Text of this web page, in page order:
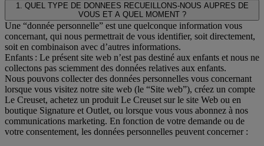
1. QUEL TYPE DE DONNEES RECUEILLONS-NOUS AUPRES DE
VOUS ET A QUEL MOMENT ?
Une “donnée personnelle” est une quelconque information vous
concernant, qui nous permettrait de vous identifier, soit directement,
soit en combinaison avec d’autres informations.
Enfants : Le présent site web n’est pas destiné aux enfants et nous ne
collectons pas sciemment des données relatives aux enfants.
Nous pouvons collecter des données personnelles vous concernant
lorsque vous visitez notre site web (le “Site web”), créez un compte
Le Creuset, achetez un produit Le Creuset sur le site Web ou en
boutique Signature et Outlet, ou lorsque vous vous abonnez à nos
communications marketing. En fonction de votre demande ou de
votre consentement, les données personnelles peuvent concerner :